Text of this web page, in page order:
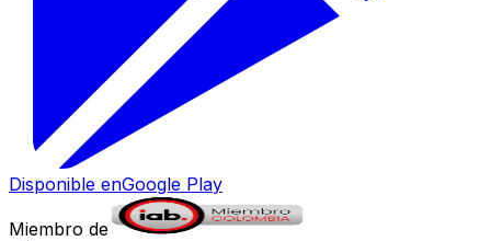
Disponible enGoogle Play
Miembro de